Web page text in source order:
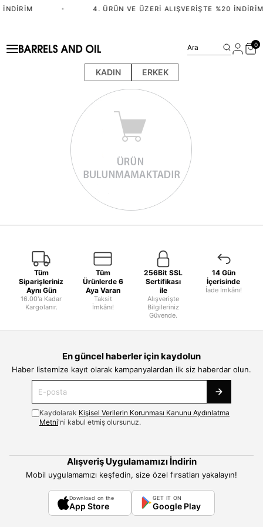
İNDIRIM • 4. ÜRÜN VE ÜZERI ALIŞVERIŞTE %20 İNDIRIM
KADIN ERKEK
Ara 0
Tüm
Siparişleriniz
Aynı Gün
16.00'a Kadar
Kargolanır.
Tüm
Ürünlerde 6
Aya Varan
Taksit
İmkânı!
256Bit SSL
Sertifikası
ile
Alışverişte
Bilgileriniz
Güvende.
14 Gün
İçerisinde
İade İmkânı!
En güncel haberler için kaydolun
Haber listemize kayıt olarak kampanyalardan ilk siz haberdar olun.
Kaydolarak Kişisel Verilerin Korunması Kanunu Aydınlatma
Metni'ni kabul etmiş olursunuz.
Alışveriş Uygulamamızı İndirin
Mobil uygulamamızı keşfedin, size özel fırsatları yakalayın!
Download on the
App Store
GET IT ON
Google Play